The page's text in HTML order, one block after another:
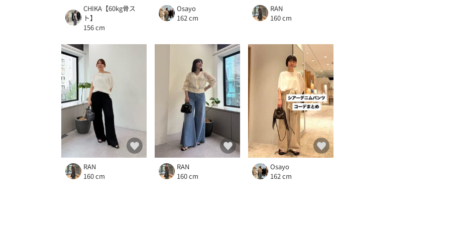
CHIKA【60kg骨ス
ト】
156 cm
Osayo
162 cm
RAN
160 cm
RAN
160 cm
RAN
160 cm
Osayo
162 cm